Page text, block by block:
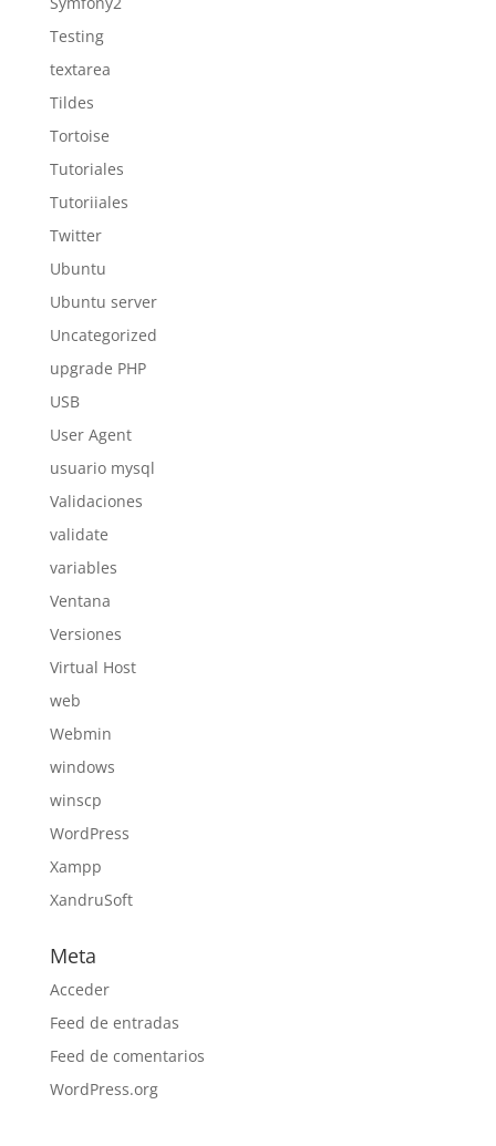
Testing
textarea
Tildes
Tortoise
Tutoriales
Tutoriiales
Twitter
Ubuntu
Ubuntu server
Uncategorized
upgrade PHP
USB
User Agent
usuario mysql
Validaciones
validate
variables
Ventana
Versiones
Virtual Host
web
Webmin
windows
winscp
WordPress
Xampp
XandruSoft
Meta
Acceder
Feed de entradas
Feed de comentarios
WordPress.org